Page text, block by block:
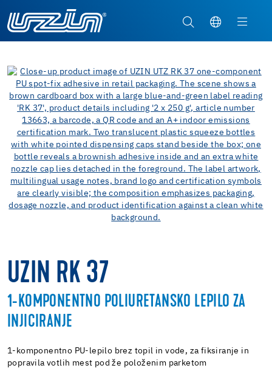
UZIN RK 37
1-KOMPONENTNO POLIURETANSKO LEPILO ZA
INJICIRANJE
1-komponentno PU-lepilo brez topil in vode, za fiksiranje in
popravila votlih mest pod že položenim parketom